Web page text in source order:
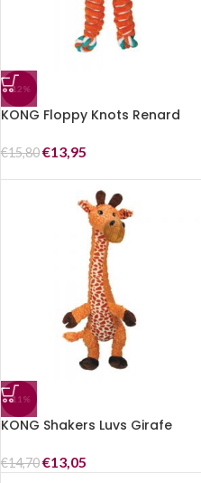
-12%
KONG Floppy Knots Renard
€15,80€13,95
-11%
KONG Shakers Luvs Girafe
€14,70€13,05